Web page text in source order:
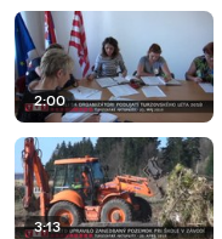
2:00
3:13